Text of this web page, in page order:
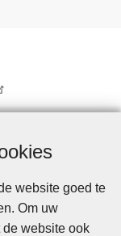
website goed te
Om uw
website ook